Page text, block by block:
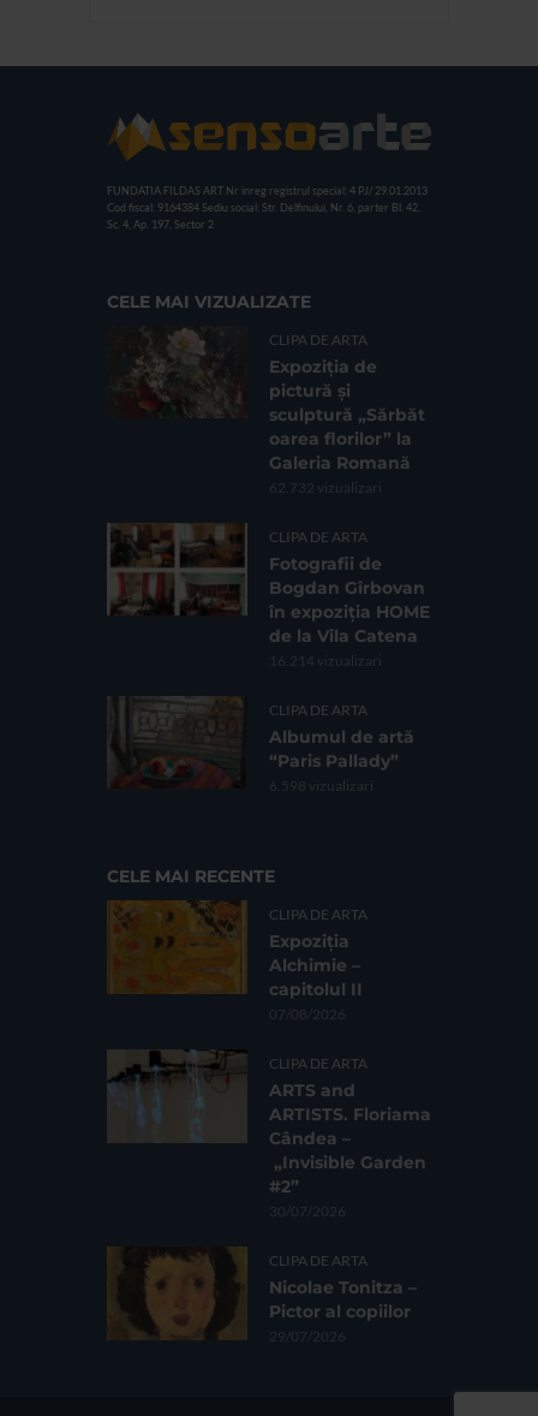
FUNDATIA FILDAS ART Nr inreg registrul special: 4 PJ/ 29.01.2013
Cod fiscal: 9164384 Sediu social: Str. Delfinului, Nr. 6, parter Bl. 42,
Sc. 4, Ap. 197, Sector 2
CELE MAI VIZUALIZATE
CLIPA DE ARTA
Expoziția de
pictură și
sculptură „Sărbăt
oarea florilor” la
Galeria Romană
62.732 vizualizari
CLIPA DE ARTA
Fotografii de
Bogdan Gîrbovan
în expoziția HOME
de la Vila Catena
16.214 vizualizari
CLIPA DE ARTA
Albumul de artă
“Paris Pallady”
6.598 vizualizari
CELE MAI RECENTE
CLIPA DE ARTA
Expoziția
Alchimie –
capitolul II
07/08/2026
CLIPA DE ARTA
ARTS and
ARTISTS. Floriama
Cândea –
„Invisible Garden
#2”
30/07/2026
CLIPA DE ARTA
Nicolae Tonitza –
Pictor al copiilor
29/07/2026